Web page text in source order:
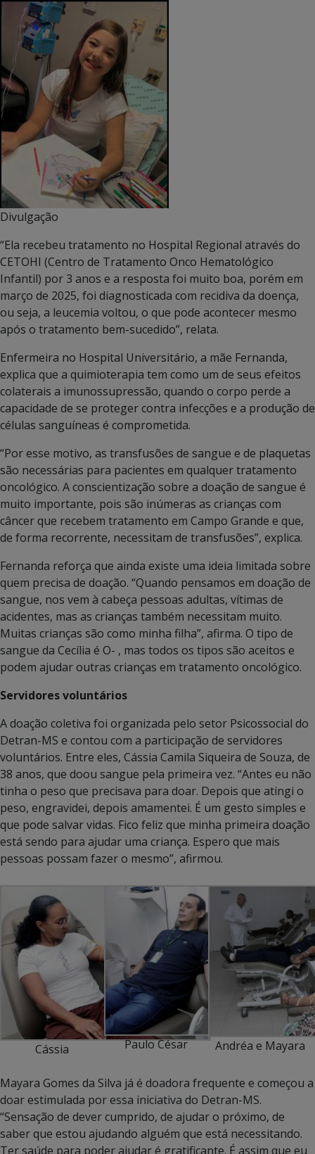
Divulgação
“Ela recebeu tratamento no Hospital Regional através do
CETOHI (Centro de Tratamento Onco Hematológico
Infantil) por 3 anos e a resposta foi muito boa, porém em
março de 2025, foi diagnosticada com recidiva da doença,
ou seja, a leucemia voltou, o que pode acontecer mesmo
após o tratamento bem-sucedido”, relata.
Enfermeira no Hospital Universitário, a mãe Fernanda,
explica que a quimioterapia tem como um de seus efeitos
colaterais a imunossupressão, quando o corpo perde a
capacidade de se proteger contra infecções e a produção de
células sanguíneas é comprometida.
“Por esse motivo, as transfusões de sangue e de plaquetas
são necessárias para pacientes em qualquer tratamento
oncológico. A conscientização sobre a doação de sangue é
muito importante, pois são inúmeras as crianças com
câncer que recebem tratamento em Campo Grande e que,
de forma recorrente, necessitam de transfusões”, explica.
Fernanda reforça que ainda existe uma ideia limitada sobre
quem precisa de doação. “Quando pensamos em doação de
sangue, nos vem à cabeça pessoas adultas, vítimas de
acidentes, mas as crianças também necessitam muito.
Muitas crianças são como minha filha”, afirma. O tipo de
sangue da Cecília é O- , mas todos os tipos são aceitos e
podem ajudar outras crianças em tratamento oncológico.
Servidores voluntários
A doação coletiva foi organizada pelo setor Psicossocial do
Detran-MS e contou com a participação de servidores
voluntários. Entre eles, Cássia Camila Siqueira de Souza, de
38 anos, que doou sangue pela primeira vez. “Antes eu não
tinha o peso que precisava para doar. Depois que atingi o
peso, engravidei, depois amamentei. É um gesto simples e
que pode salvar vidas. Fico feliz que minha primeira doação
está sendo para ajudar uma criança. Espero que mais
pessoas possam fazer o mesmo”, afirmou.
Cássia Paulo César Andréa e Mayara
Mayara Gomes da Silva já é doadora frequente e começou a
doar estimulada por essa iniciativa do Detran-MS.
“Sensação de dever cumprido, de ajudar o próximo, de
saber que estou ajudando alguém que está necessitando.
Ter saúde para poder ajudar é gratificante. É assim que eu